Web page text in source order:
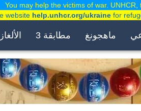
الألغاز مطابقة 3 ماهجونغ
You may help the victims of war.
website help.unhcr.org/ukrainefor